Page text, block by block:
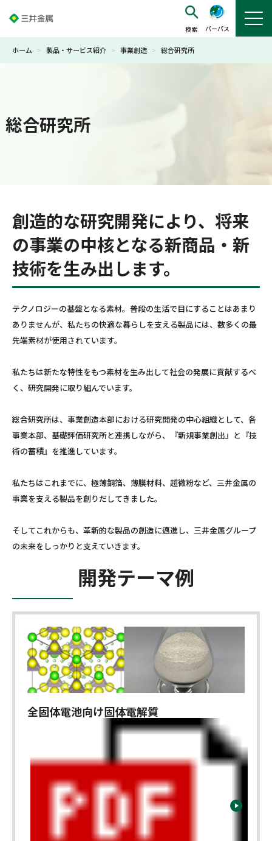
パーパス
総合研究所
ホーム > 製品・サービス紹介 > 事業創造 > 総合研究所
創造的な研究開発により、将来
の事業の中核となる新商品・新
技術を生み出します。
テクノロジーの基盤となる素材。普段の生活で目にすることはあまり
ありませんが、私たちの快適な暮らしを支える製品には、数多くの最
先端素材が使用されています。
私たちは新たな特性をもつ素材を生み出して社会の発展に貢献するべ
く、研究開発に取り組んでいます。
総合研究所は、事業創造本部における研究開発の中心組織として、各
事業本部、基礎評価研究所と連携しながら、『新規事業創出』と『技
術の蓄積』を推進しています。
私たちはこれまでに、極薄銅箔、薄膜材料、超微粉など、三井金属の
事業を支える製品を創りだしてきました。
そしてこれからも、革新的な製品の創造に邁進し、三井金属グループ
の未来をしっかりと支えていきます。
開発テーマ例
全固体電池向け固体電解質